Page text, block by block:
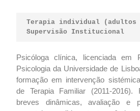
Terapia individual (adultos
Supervisão Institucional
Psicóloga clínica, licenciada em
Psicologia da Universidade de
formação em intervenção
de Terapia Familiar (2011-2016).
breves dinâmicas, avaliação e